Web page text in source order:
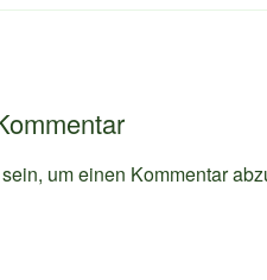
sein, um einen Kommentar